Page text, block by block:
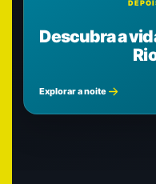
Descubra a
Explorar a noite